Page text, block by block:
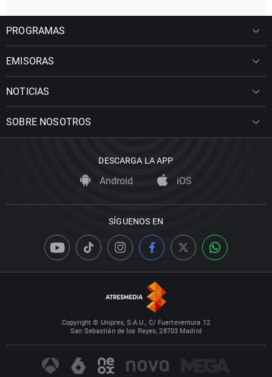
PROGRAMAS
EMISORAS
NOTICIAS
SOBRE NOSOTROS
DESCARGA LA APP
Android iOS
SÍGUENOS EN
Copyright © Uniprex, S.A.U., C/ Fuerteventura 12
San Sebastián de los Reyes, 28703 Madrid